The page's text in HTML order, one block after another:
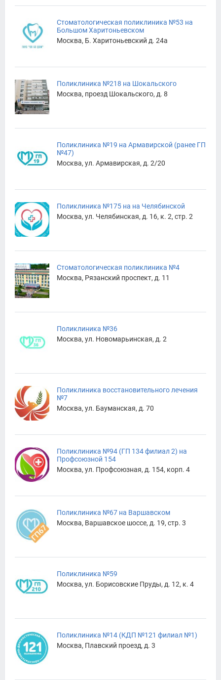
Стоматологическая поликлиника №53 на
Большом Харитоньевском
Москва, Б. Харитоньевский д. 24а
Поликлиника №218 на Шокальского
Москва, проезд Шокальского, д. 8
Поликлиника №19 на Армавирской (ранее ГП
№47)
Москва, ул. Армавирская, д. 2/20
Поликлиника №175 на на Челябинской
Москва, ул. Челябинская, д. 16, к. 2, стр. 2
Стоматологическая поликлиника №4
Москва, Рязанский проспект, д. 11
Поликлиника №36
Москва, ул. Новомарьинская, д. 2
Поликлиника восстановительного лечения
№7
Москва, ул. Бауманская, д. 70
Поликлиника №94 (ГП 134 филиал 2) на
Профсоюзной 154
Москва, ул. Профсоюзная, д. 154, корп. 4
Поликлиника №67 на Варшавском
Москва, Варшавское шоссе, д. 19, стр. 3
Поликлиника №59
Москва, ул. Борисовские Пруды, д. 12, к. 4
Поликлиника №14 (КДП №121 филиал №1)
Москва, Плавский проезд, д. 3